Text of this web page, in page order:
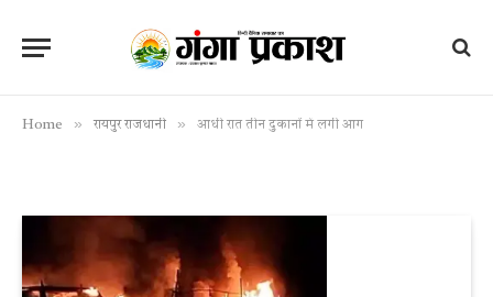
Home » रायपुर राजधानी » आधी रात तीन दुकानों में लगी आग